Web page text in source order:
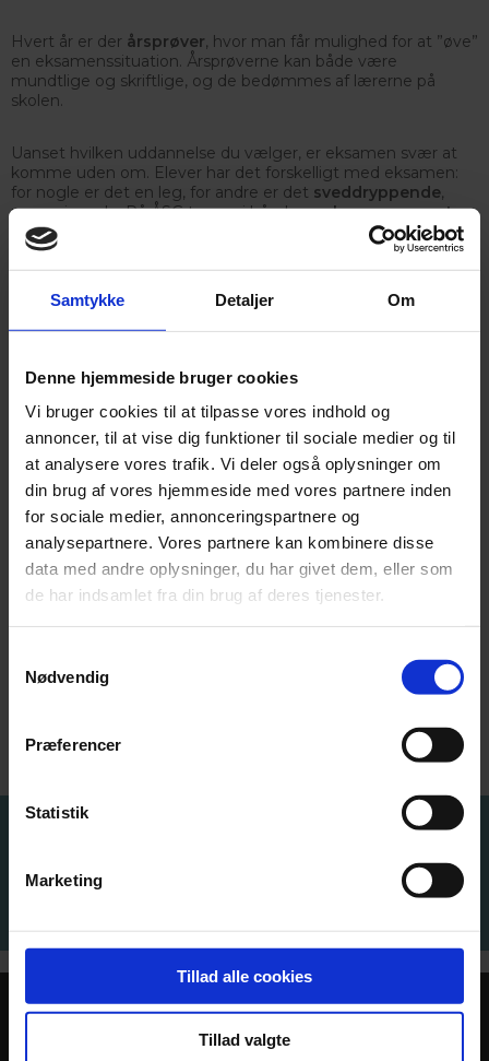
Samtykke Detaljer Om
Denne hjemmeside bruger cookies
Vi bruger cookies til at tilpasse vores indhold og
annoncer, til at vise dig funktioner til sociale medier og til
at analysere vores trafik. Vi deler også oplysninger om
din brug af vores hjemmeside med vores partnere inden
for sociale medier, annonceringspartnere og
analysepartnere. Vores partnere kan kombinere disse
data med andre oplysninger, du har givet dem, eller som
de har indsamlet fra din brug af deres tjenester.
Nødvendig
Præferencer
Statistik
Marketing
Tillad alle cookies
Tillad valgte
Hvert år er der årsprøver, hvor man får mulighed for at ”øve”
en eksamenssituation. Årsprøverne kan både være
mundtlige og skriftlige, og de bedømmes af lærerne på
skolen.
Uanset hvilken uddannelse du vælger, er eksamen svær at
komme uden om. Elever har det forskelligt med eksamen:
for nogle er det en leg, for andre er det sveddryppende,
nervepirrende. På ÅSG tager vi hånd omeksamensangst:
du har mulighed for at snakke med din studievejleder eller gå
til eksamenstræningskursus.
At gå til eksamen er en god træning i
formidling og præsentation af et emne eller
KONTAKT